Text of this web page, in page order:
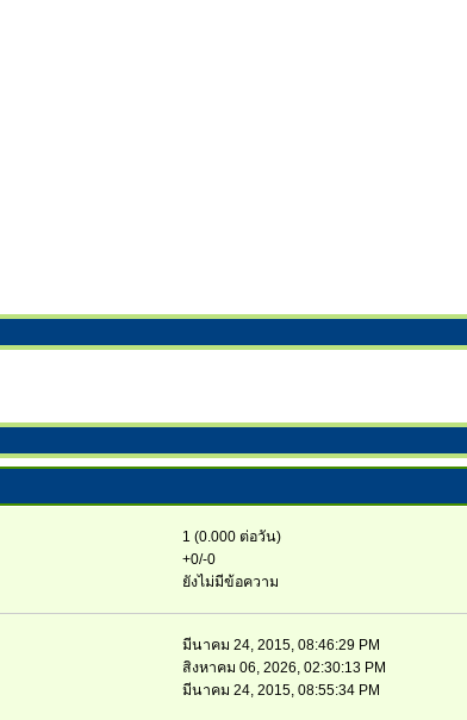
1 (0.000 ต่อวัน)
+0/-0
ยังไม่มีข้อความ
มีนาคม 24, 2015, 08:46:29 PM
สิงหาคม 06, 2026, 02:30:13 PM
มีนาคม 24, 2015, 08:55:34 PM